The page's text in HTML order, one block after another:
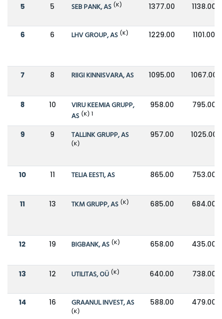
5 5 SEB PANK, AS (K) 1377.00 1138.00
6 6 LHV GROUP, AS (K) 1229.00 1101.00
7 8 RIIGI KINNISVARA, AS 1095.00 1067.00
8 10
VIRU KEEMIA GRUPP,
AS (K) 1
958.00 795.00
9 9 TALLINK GRUPP, AS
(K)
957.00 1025.00
10 11 TELIA EESTI, AS 865.00 753.00
11 13 TKM GRUPP, AS (K) 685.00 684.00
12 19 BIGBANK, AS (K) 658.00 435.00
13 12 UTILITAS, OÜ (K) 640.00 738.00
14 16 GRAANUL INVEST, AS
(K)
588.00 479.00